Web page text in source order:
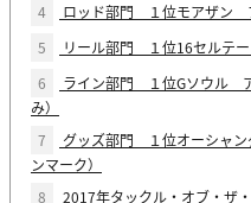
4
ロッド部門 １位モアザン ブ
5
リール部門 １位16セルテー
6
ライン部門 １位Gソウル
み）
7
グッズ部門 １位オーシャン
ンマーク）
8
2017年タックル・オブ・ザ